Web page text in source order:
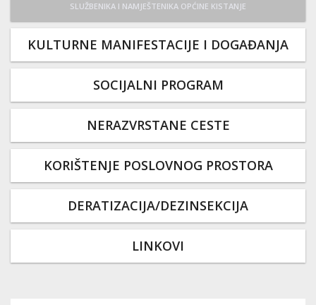
SLUŽBENIKA I NAMJEŠTENIKA OPĆINE KISTANJE
KULTURNE MANIFESTACIJE I DOGAĐANJA
SOCIJALNI PROGRAM
NERAZVRSTANE CESTE
KORIŠTENJE POSLOVNOG PROSTORA
DERATIZACIJA/DEZINSEKCIJA
LINKOVI